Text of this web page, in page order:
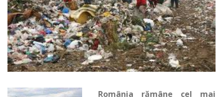
România rămâne cel mai